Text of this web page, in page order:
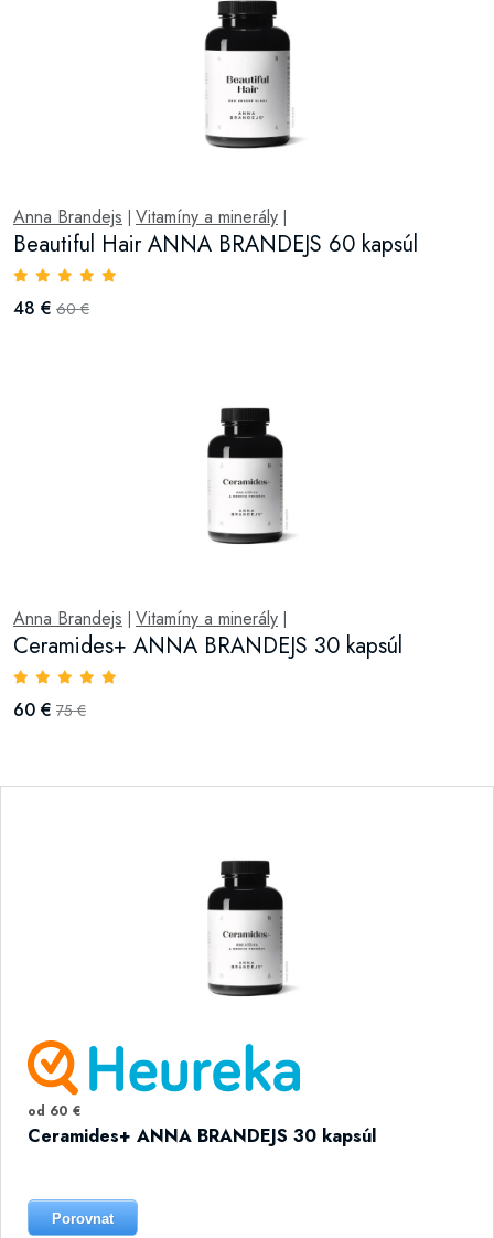
Anna Brandejs Vitamíny a minerály
Beautiful Hair ANNA BRANDEJS 60 kapsúl
48 € 60 €
Anna Brandejs Vitamíny a minerály
Ceramides+ ANNA BRANDEJS 30 kapsúl
60 € 75 €
od 60 €
Ceramides+ ANNA BRANDEJS 30 kapsúl
Porovnat